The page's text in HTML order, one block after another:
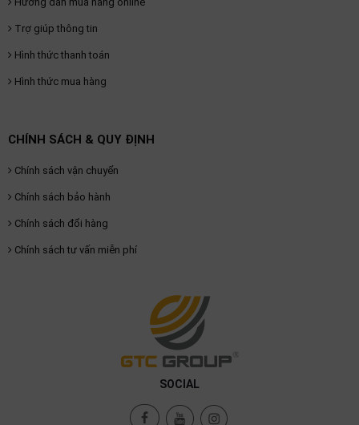
Trợ giúp thông tin
Hình thức thanh toán
Hình thức mua hàng
CHÍNH SÁCH & QUY ĐỊNH
Chính sách vận chuyển
Chính sách bảo hành
Chính sách đổi hàng
Chính sách tư vấn miễn phí
SOCIAL